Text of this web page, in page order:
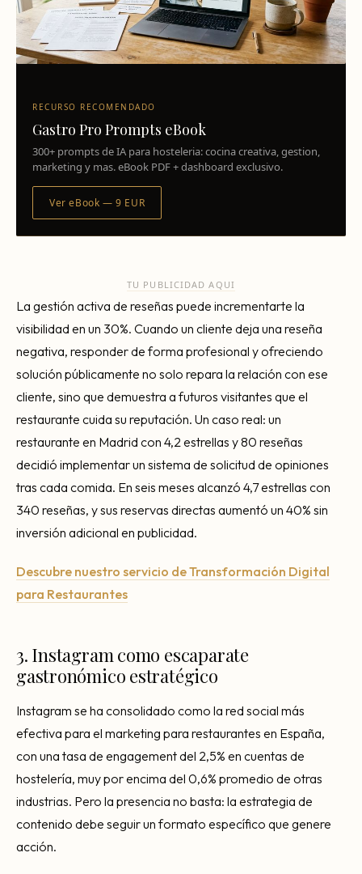
RECURSO RECOMENDADO
Gastro Pro Prompts eBook
300+ prompts de IA para hosteleria: cocina creativa, gestion,
marketing y mas. eBook PDF + dashboard exclusivo.
Ver eBook — 9 EUR
TU PUBLICIDAD AQUI
La gestión activa de reseñas puede incrementarte la
visibilidad en un 30%. Cuando un cliente deja una reseña
negativa, responder de forma profesional y ofreciendo
solución públicamente no solo repara la relación con ese
cliente, sino que demuestra a futuros visitantes que el
restaurante cuida su reputación. Un caso real: un
restaurante en Madrid con 4,2 estrellas y 80 reseñas
decidió implementar un sistema de solicitud de opiniones
tras cada comida. En seis meses alcanzó 4,7 estrellas con
340 reseñas, y sus reservas directas aumentó un 40% sin
inversión adicional en publicidad.
Descubre nuestro servicio de Transformación Digital
para Restaurantes
3. Instagram como escaparate
gastronómico estratégico
Instagram se ha consolidado como la red social más
efectiva para el marketing para restaurantes en España,
con una tasa de engagement del 2,5% en cuentas de
hostelería, muy por encima del 0,6% promedio de otras
industrias. Pero la presencia no basta: la estrategia de
contenido debe seguir un formato específico que genere
acción.